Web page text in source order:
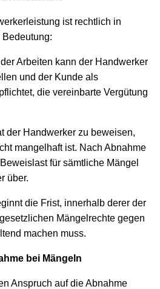
ist rechtlich in
Arbeiten kann der Handwerker
und der Kunde als
die vereinbarte Vergütung
der Handwerker zu beweisen,
man­gelhaft ist. Nach Abnahme
für sämtliche Mängel
über.
die Frist, innerhalb derer der
Mängelrechte gegen
machen muss.
bei Mängeln
Anspruch auf die Abnahme